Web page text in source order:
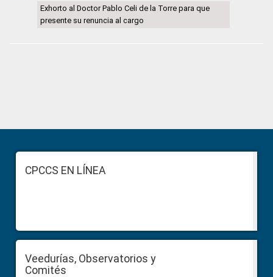
Exhorto al Doctor Pablo Celi de la Torre para que
presente su renuncia al cargo
Sidebar
FooterCPCCS EN LÍNEA
Veedurías, Observatorios y
Comités